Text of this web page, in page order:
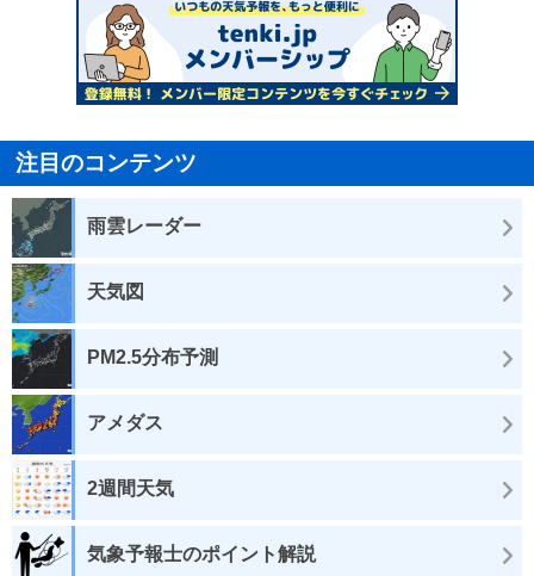
注目のコンテンツ
雨雲レーダー
天気図
PM2.5分布予測
アメダス
2週間天気
気象予報士のポイント解説